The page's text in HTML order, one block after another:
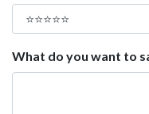
What do you want to